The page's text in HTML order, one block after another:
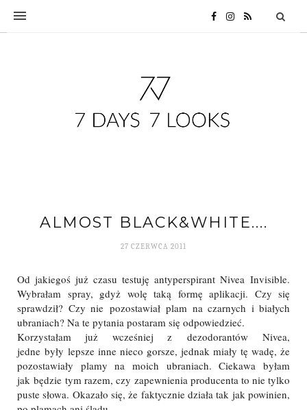
ALMOST BLACK&WHITE....
27 CZERWCA 2011
Od jakiegoś już czasu testuję antyperspirant Nivea Invisible.
Wybrałam spray, gdyż wolę taką formę aplikacji. Czy się
sprawdził? Czy nie pozostawiał plam na czarnych i białych
ubraniach? Na te pytania postaram się odpowiedzieć.
Korzystałam już wcześniej z dezodorantów Nivea,
jedne były lepsze inne nieco gorsze, jednak miały tę wadę, że
pozostawiały plamy na moich ubraniach. Ciekawa byłam
jak będzie tym razem, czy zapewnienia producenta to nie tylko
puste słowa. Okazało się, że faktycznie działa tak jak powinien,